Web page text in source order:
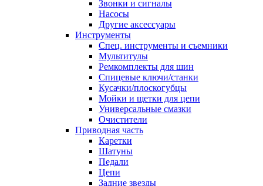
Звонки и сигналы
Насосы
Другие аксессуары
Инструменты
Спец. инструменты и съемники
Мультитулы
Ремкомплекты для шин
Спицевые ключи/станки
Кусачки/плоскогубцы
Мойки и щетки для цепи
Универсальные смазки
Очистители
Приводная часть
Каретки
Шатуны
Педали
Цепи
Задние звезды